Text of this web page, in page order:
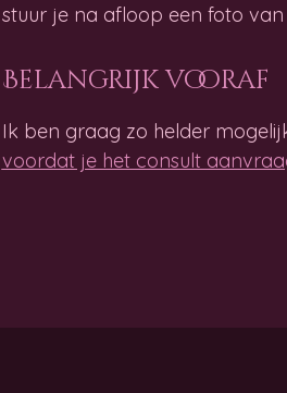
stuur je na afloop een foto
Belangrijk vooraf
Ik ben graag zo helder
voordat je het consult